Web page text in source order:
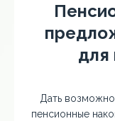
для
Дать
пенсионные